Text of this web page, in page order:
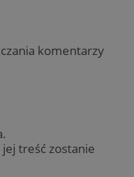
komentarzy
treść zostanie